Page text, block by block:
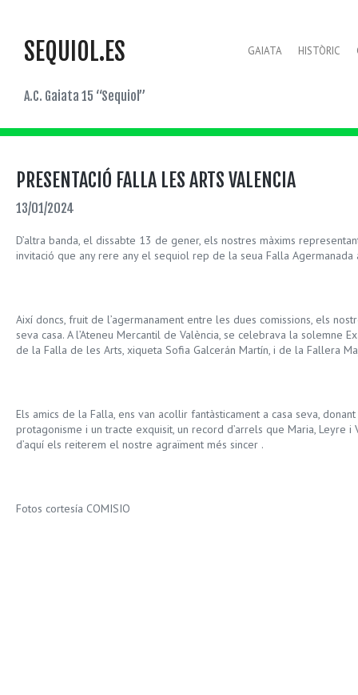
SEQUIOL.ES
A.C. Gaiata 15 “Sequiol”
GAIATA HISTÒRIC
PRESENTACIÓ FALLA LES ARTS VALENCIA
13/01/2024
D’altra banda, el dissabte 13 de gener, els nostres màxims
invitació que any rere any el sequiol rep de la seua Falla Agermanada
Així doncs, fruit de l’agermanament entre les dues comissions, els
seva casa. A l’Ateneu Mercantil de València, se celebrava la solemne
de la Falla de les Arts, xiqueta Sofia Galcerán Martín, i de la Fallera
Els amics de la Falla, ens van acollir fantàsticament a casa seva,
protagonisme i un tracte exquisit, un record d’arrels que Maria, Leyre
d’aquí els reiterem el nostre agraïment més sincer .
Fotos cortesía COMISIO